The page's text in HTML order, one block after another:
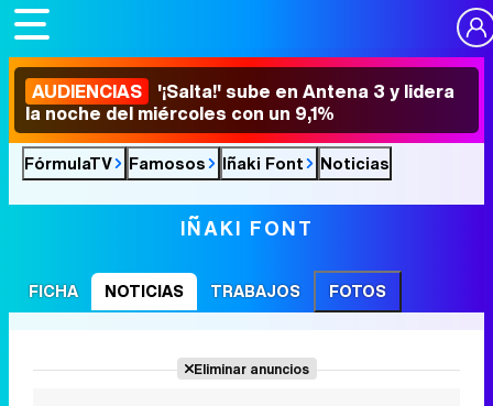
AUDIENCIAS '¡Salta!' sube en Antena 3 y lidera
la noche del miércoles con un 9,1%
FórmulaTV Famosos Iñaki Font Noticias
IÑAKI FONT
FICHA NOTICIAS TRABAJOS FOTOS
Eliminar anuncios